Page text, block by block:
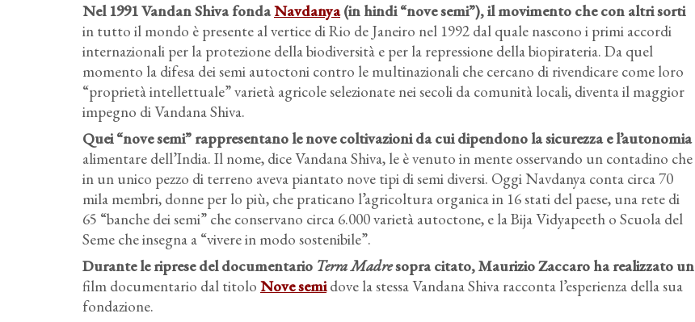
Nel 1991 Vandan Shiva fondaNavdanya(in hindi “nove semi”), il movimento che con altri sorti
in tutto il mondo è presente al vertice di Rio de Janeiro nel 1992 dal quale nascono i primi accordi
internazionali per la protezione della biodiversità e per la repressione della biopirateria. Da quel
momento la difesa dei semi autoctoni contro le multinazionali che cercano di rivendicare come loro
“proprietà intellettuale” varietà agricole selezionate nei secoli da comunità locali, diventa il maggior
impegno di Vandana Shiva.
Quei “nove semi” rappresentano le nove coltivazioni da cui dipendono la sicurezza e l’autonomia
alimentare dell’India. Il nome, dice Vandana Shiva, le è venuto in mente osservando un contadino che
in un unico pezzo di terreno aveva piantato nove tipi di semi diversi. Oggi Navdanya conta circa 70
mila membri, donne per lo più, che praticano l’agricoltura organica in 16 stati del paese, una rete di
65 “banche dei semi” che conservano circa 6.000 varietà autoctone, e la Bija Vidyapeeth o Scuola del
Seme che insegna a “vivere in modo sostenibile”.
Durante le riprese del documentario Terra Madresopra citato, Maurizio Zaccaro ha realizzato un
film documentario dal titolo Nove semidove la stessa Vandana Shiva racconta l’esperienza della sua
fondazione.